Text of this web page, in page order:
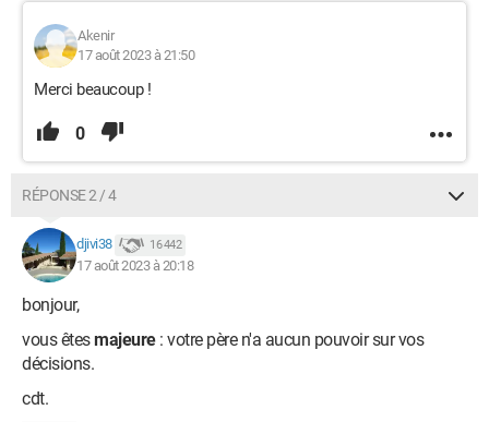
Akenir
17 août 2023 à 21:50
Merci beaucoup !
0
RÉPONSE 2 / 4
djivi38 16 442
17 août 2023 à 20:18
bonjour,
vous êtesmajeure: votre père n'a aucun pouvoir sur vos
décisions.
cdt.